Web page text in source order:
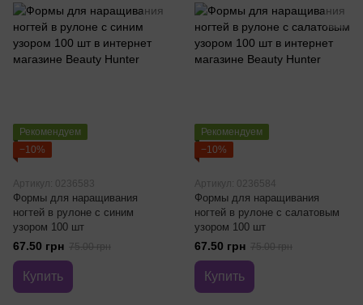
Рекомендуем
−10%
Артикул: 0236583
Формы для наращивания
ногтей в рулоне с синим
узором 100 шт
67.50 грн 75.00 грн
Купить
Рекомендуем
−10%
Артикул: 0236584
Формы для наращивания
ногтей в рулоне с салатовым
узором 100 шт
67.50 грн 75.00 грн
Купить